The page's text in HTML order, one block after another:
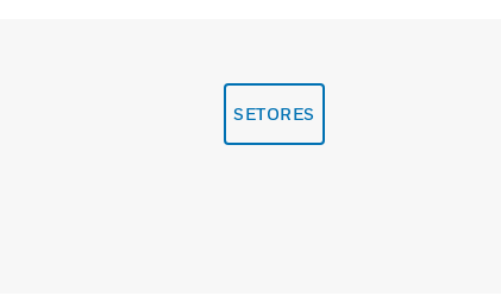
SETORES